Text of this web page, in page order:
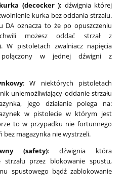
(decocker ): dźwignia której
kurka bez oddania strzału.
DA oznacza to że po opuszczeniu
możesz oddać strzał z
W pistoletach zwalniacz napięcia
w jednej dźwigni z
: W niektórych pistoletach
uniemożliwiający oddanie strzału
jego działanie polega na:
w pistolecie w którym jest
to w przypadku nie fortunnego
bez magazynka nie wystrzeli.
(safety): dźwignia która
strzału przez blokowanie spustu,
spustowego bądź zablokowanie